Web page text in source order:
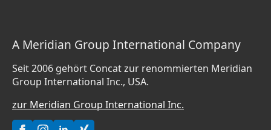
A Meridian Group International Company
Seit 2006 gehört Concat zur renommierten Meridian
Group International Inc., USA.
zur Meridian Group International Inc.